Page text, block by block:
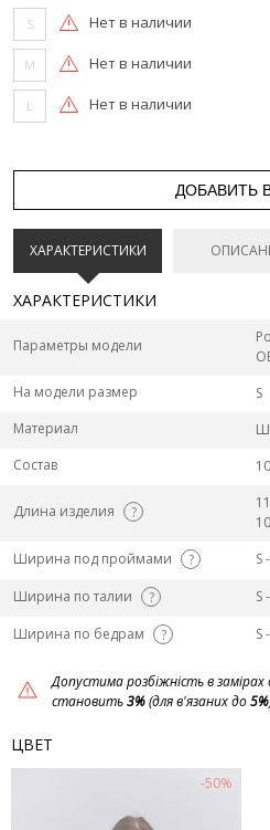
S Нет в наличии
M Нет в наличии
L Нет в наличии
ДОБАВИТЬ
ХАРАКТЕРИСТИКИ
ХАРАКТЕРИСТИКИ
Параметры модели
На модели размер
S
Материал
Состав
Длина изделия ?
Ширина под проймами
?
S
Ширина по талии
?
S
Ширина по бедрам
? S
Допустима розбіжність в
становить3%(для в'язаних до5%
ЦВЕТ
-50%